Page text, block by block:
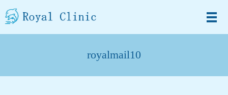
メ
royalmail10